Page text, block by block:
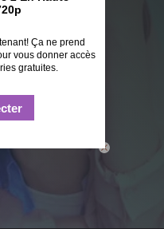
close
Ça ne prend
vous donner accès
gratuites.